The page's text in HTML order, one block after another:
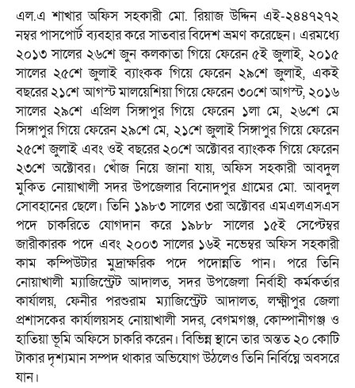
এল.এ শাখার অফিস সহকারী মো. রিয়াজ উদ্দিন এই-২৪৪৭২৭২
নম্বর পাসপোর্ট ব্যবহার করে সাতবার বিদেশ ভ্রমণ করেছেন। এরমধ্যে
২০১৩ সালের ২৬শে জুন কলকাতা গিয়ে ফেরেন ৫ই জুলাই, ২০১৫
সালের ২৫শে জুলাই ব্যাংকক গিয়ে ফেরেন ২৯শে জুলাই, একই
বছরের ২১শে আগস্ট মালয়েশিয়া গিয়ে ফেরেন ৩০শে আগস্ট, ২০১৬
সালের ২৯শে এপ্রিল সিঙ্গাপুর গিয়ে ফেরেন ১লা মে, ২৬শে মে
সিঙ্গাপুর গিয়ে ফেরেন ২৯শে মে, ২১শে জুলাই সিঙ্গাপুর গিয়ে ফেরেন
২৫শে জুলাই এবং ওই বছরের ২০শে অক্টোবর ব্যাংকক গিয়ে ফেরেন
২৩শে অক্টোবর। খোঁজ নিয়ে জানা যায়, অফিস সহকারী আবদুল
মুকিত নোয়াখালী সদর উপজেলার বিনোদপুর গ্রামের মো. আবদুল
সোবহানের ছেলে। তিনি ১৯৮৩ সালের ৩রা অক্টোবর এমএলএসএস
পদে চাকরিতে যোগদান করে ১৯৮৮ সালের ১৫ই সেপ্টেম্বর
জারীকারক পদে এবং ২০০৩ সালের ১৬ই নভেম্বর অফিস সহকারী
কাম কম্পিউটার মুদ্রাক্ষরিক পদে পদোন্নতি পান। পরে তিনি
নোয়াখালী ম্যাজিস্ট্রেট আদালত, সদর উপজেলা নির্বাহী কর্মকর্তার
কার্যালয়, ফেনীর পরশুরাম ম্যাজিস্ট্রেট আদালত, লক্ষ্মীপুর জেলা
প্রশাসকের কার্যালয়সহ নোয়াখালী সদর, বেগমগঞ্জ, কোম্পানীগঞ্জ ও
হাতিয়া ভূমি অফিসে চাকরি করেন। বিভিন্ন স্থানে তার অন্তত ২০ কোটি
টাকার দৃশ্যমান সম্পদ থাকার অভিযোগ উঠলেও তিনি নির্বিঘ্নে অবসরে
যান।